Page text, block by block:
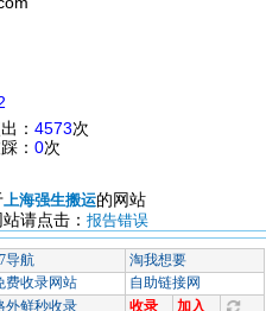
： 4573次
： 0次
上海强生搬运的网站
请点击： 报告错误